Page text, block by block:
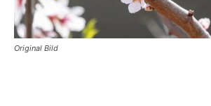
Original Bild